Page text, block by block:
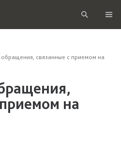
связанные с приемом на
на